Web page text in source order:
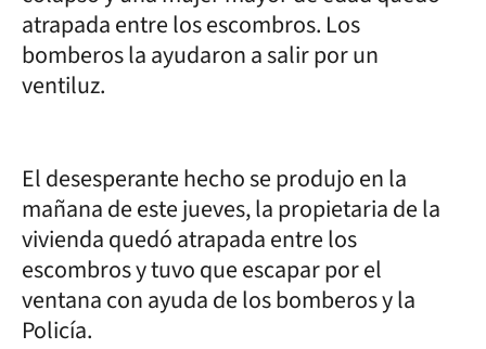
atrapada entre los escombros. Los
bomberos la ayudaron a salir por un
ventiluz.
El desesperante hecho se produjo en la
mañana de este jueves, la propietaria de la
vivienda quedó atrapada entre los
escombros y tuvo que escapar por el
ventana con ayuda de los bomberos y la
Policía.